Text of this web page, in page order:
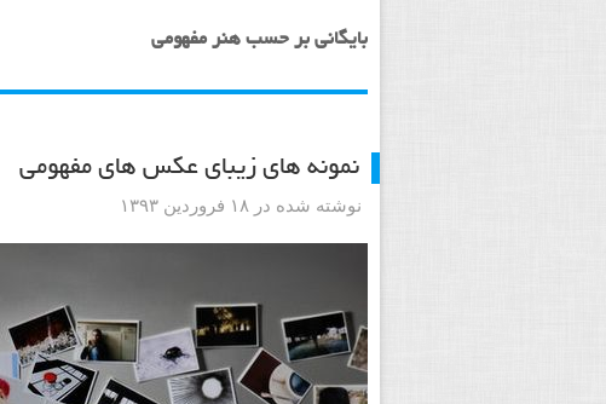
بایگانی بر حسب هنر مفهومی
نمونه های زیبای عکس های مفهومی
نوشته شده در ۱۸ فروردین ۱۳۹۳